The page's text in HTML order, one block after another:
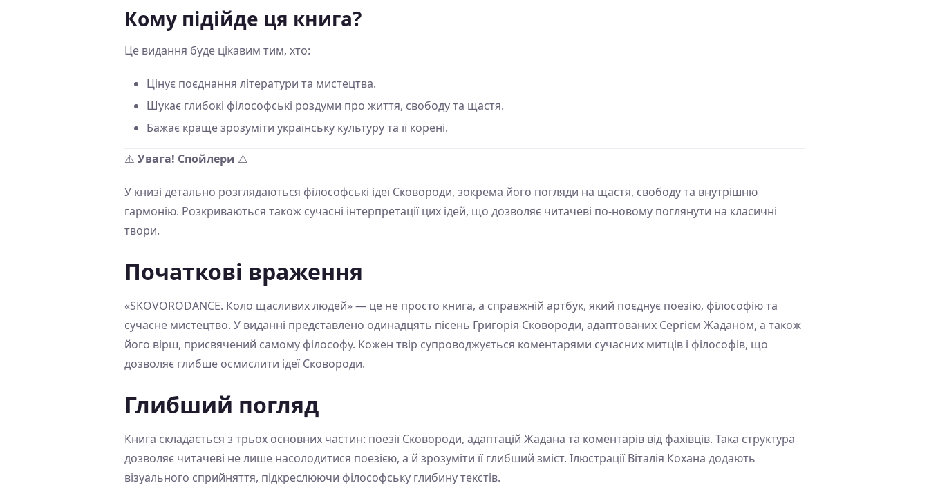
Кому підійде ця книга?
Це видання буде цікавим тим, хто:
Цінує поєднання літератури та мистецтва.
Шукає глибокі філософські роздуми про життя, свободу та щастя.
Бажає краще зрозуміти українську культуру та її корені.
⚠️ Увага! Спойлери ⚠️
У книзі детально розглядаються філософські ідеї Сковороди, зокрема його погляди на щастя, свободу та внутрішню
гармонію. Розкриваються також сучасні інтерпретації цих ідей, що дозволяє читачеві по-новому поглянути на класичні
твори.
Початкові враження
«SKOVORODANCE. Коло щасливих людей» — це не просто книга, а справжній артбук, який поєднує поезію, філософію та
сучасне мистецтво. У виданні представлено одинадцять пісень Григорія Сковороди, адаптованих Сергієм Жаданом, а також
його вірш, присвячений самому філософу. Кожен твір супроводжується коментарями сучасних митців і філософів, що
дозволяє глибше осмислити ідеї Сковороди.
Глибший погляд
Книга складається з трьох основних частин: поезії Сковороди, адаптацій Жадана та коментарів від фахівців. Така структура
дозволяє читачеві не лише насолодитися поезією, а й зрозуміти її глибший зміст. Ілюстрації Віталія Кохана додають
візуального сприйняття, підкреслюючи філософську глибину текстів.